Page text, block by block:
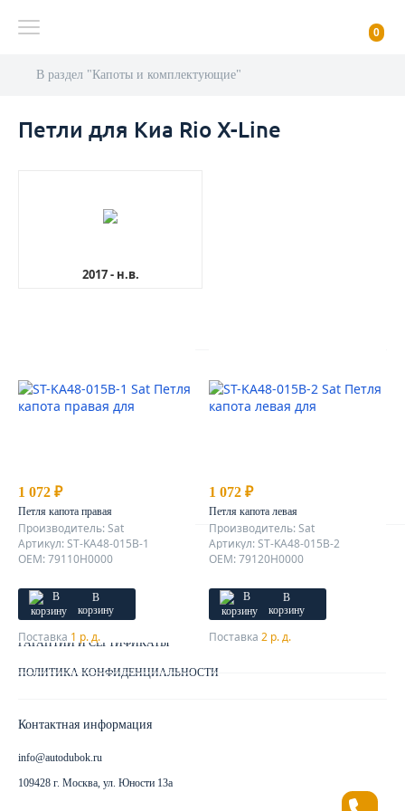
0
В раздел "Капоты и комплектующие"
Петли для Киа Rio X-Line
2017 - н.в.
1 072 ₽
Петля капота правая
Производитель: Sat
Артикул: ST-KA48-015B-1
OEM: 79110H0000
В
корзину
Поставка 1 р. д.
1 072 ₽
Петля капота левая
Производитель: Sat
Артикул: ST-KA48-015B-2
OEM: 79120H0000
В
корзину
Поставка 2 р. д.
О КОМПАНИИ
КАРТА САЙТА
Клиентам
КАК ОПЛАТИТЬ ЗАКАЗ
ГАРАНТИИ И СЕРТИФИКАТЫ
ПОЛИТИКА КОНФИДЕНЦИАЛЬНОСТИ
Контактная информация
info@autodubok.ru
109428 г. Москва, ул. Юности 13а